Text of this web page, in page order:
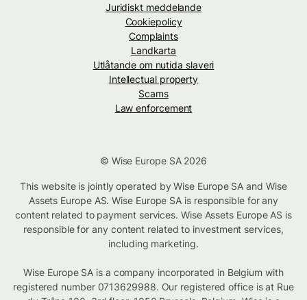
Juridiskt meddelande
Cookiepolicy
Complaints
Landkarta
Utlåtande om nutida slaveri
Intellectual property
Scams
Law enforcement
© Wise Europe SA 2026
This website is jointly operated by Wise Europe SA and Wise
Assets Europe AS. Wise Europe SA is responsible for any
content related to payment services. Wise Assets Europe AS is
responsible for any content related to investment services,
including marketing.
Wise Europe SA is a company incorporated in Belgium with
registered number 0713629988. Our registered office is at Rue